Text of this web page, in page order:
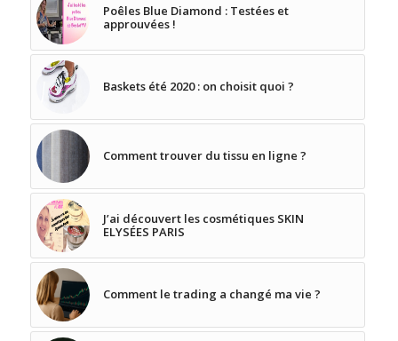
Poêles Blue Diamond : Testées et
approuvées !
Baskets été 2020 : on choisit quoi ?
Comment trouver du tissu en ligne ?
J’ai découvert les cosmétiques SKIN
ELYSÉES PARIS
Comment le trading a changé ma vie ?